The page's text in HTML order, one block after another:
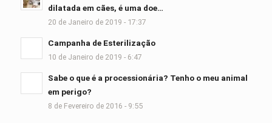
dilatada em cães, é uma doe…
20 de Janeiro de 2019 - 17:37
Campanha de Esterilização
10 de Janeiro de 2019 - 6:47
Sabe o que é a processionária? Tenho o meu animal
em perigo?
8 de Fevereiro de 2016 - 9:55